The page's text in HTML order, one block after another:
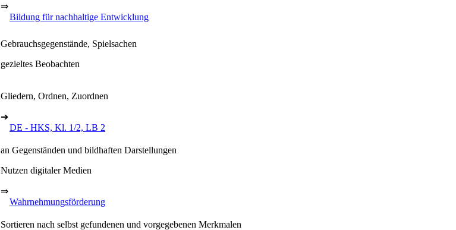
⇒
Bildung für nachhaltige Entwicklung
Gebrauchsgegenstände, Spielsachen
gezieltes Beobachten
Gliedern, Ordnen, Zuordnen
➔
DE - HKS, Kl. 1/2, LB 2
an Gegenständen und bildhaften Darstellungen
Nutzen digitaler Medien
⇒
Wahrnehmungsförderung
Sortieren nach selbst gefundenen und vorgegebenen Merkmalen